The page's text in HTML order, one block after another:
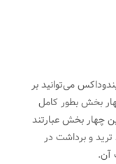
می‌توانید بر
بخش بطور کامل
چهار بخش عبارتند
و برداشت در
آن.